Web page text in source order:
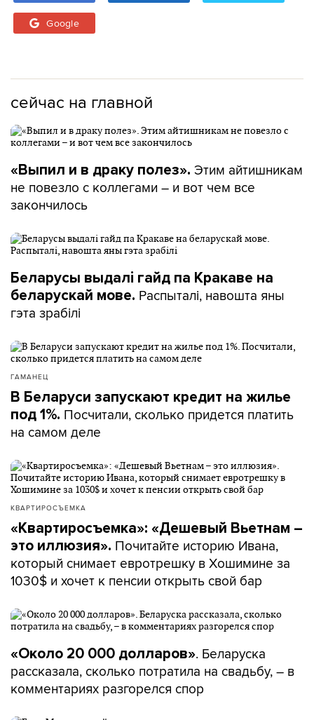
Google
сейчас на главной
«Выпил и в драку полез». Этим айтишникам
не повезло с коллегами – и вот чем все
закончилось
Беларусы выдалі гайд па Кракаве на
беларускай мове. Распыталі, навошта яны
гэта зрабілі
ГАМАНЕЦ
В Беларуси запускают кредит на жилье
под 1%. Посчитали, сколько придется платить
на самом деле
КВАРТИРОСЪЕМКА
«Квартиросъемка»: «Дешевый Вьетнам –
это иллюзия». Почитайте историю Ивана,
который снимает евротрешку в Хошимине за
1030$ и хочет к пенсии открыть свой бар
«Около 20 000 долларов». Беларуска
рассказала, сколько потратила на свадьбу, – в
комментариях разгорелся спор